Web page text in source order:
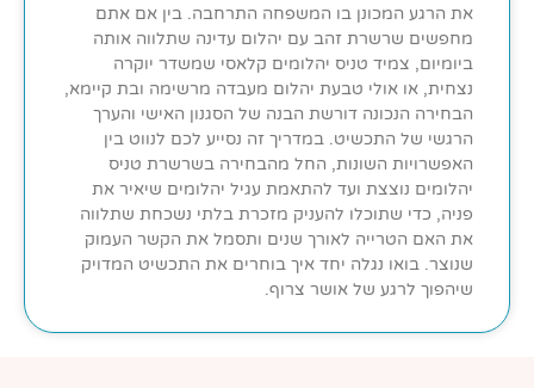
את הרגע המכונן בו המשפחה התרחבה. בין אם אתם
מחפשים שרשרת זהב עם יהלום עדינה שתלווה אותה
ביומיום, צמיד טניס יהלומים קלאסי שמשדר יוקרה
נצחית, או אולי טבעת יהלום מעבדה מרשימה ובת קיימא,
הבחירה הנכונה דורשת הבנה של הסגנון האישי והערך
הרגשי של התכשיט. במדריך זה נסייע לכם לנווט בין
האפשרויות השונות, החל מהבחירה בשרשרת טניס
יהלומים נוצצת ועד להתאמת עגיל יהלומים שיאיר את
פניה, כדי שתוכלו להעניק מזכרת בלתי נשכחת שתלווה
את האם הטרייה לאורך שנים ותסמל את הקשר העמוק
שנוצר. בואו נגלה יחד איך בוחרים את התכשיט המדויק
שיהפוך לרגע של אושר צרוף.